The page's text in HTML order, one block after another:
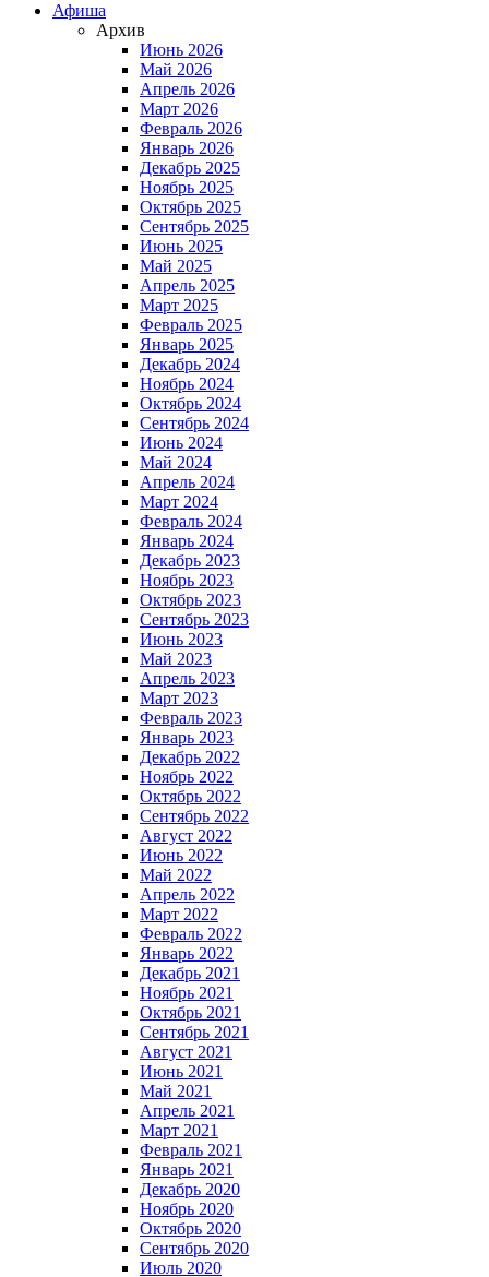
Афиша
Архив
Июнь 2026
Май 2026
Апрель 2026
Март 2026
Февраль 2026
Январь 2026
Декабрь 2025
Ноябрь 2025
Октябрь 2025
Сентябрь 2025
Июнь 2025
Май 2025
Апрель 2025
Март 2025
Февраль 2025
Январь 2025
Декабрь 2024
Ноябрь 2024
Октябрь 2024
Сентябрь 2024
Июнь 2024
Май 2024
Апрель 2024
Март 2024
Февраль 2024
Январь 2024
Декабрь 2023
Ноябрь 2023
Октябрь 2023
Сентябрь 2023
Июнь 2023
Май 2023
Апрель 2023
Март 2023
Февраль 2023
Январь 2023
Декабрь 2022
Ноябрь 2022
Октябрь 2022
Сентябрь 2022
Август 2022
Июнь 2022
Май 2022
Апрель 2022
Март 2022
Февраль 2022
Январь 2022
Декабрь 2021
Ноябрь 2021
Октябрь 2021
Сентябрь 2021
Август 2021
Июнь 2021
Май 2021
Апрель 2021
Март 2021
Февраль 2021
Январь 2021
Декабрь 2020
Ноябрь 2020
Октябрь 2020
Сентябрь 2020
Июль 2020